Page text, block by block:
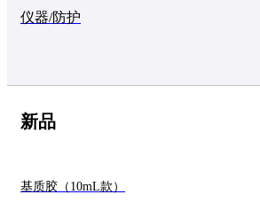
仪器/防护
新品
基质胶（10mL款）